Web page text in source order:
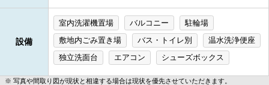
設備
室内洗濯機置場 バルコニー
駐輪場
敷地内ごみ置き場
バス・トイレ別
温水洗浄便座
独立洗面台
エアコン シューズボックス
写真や間取り図が現状と相違する場合は現状を優先させていただきます。